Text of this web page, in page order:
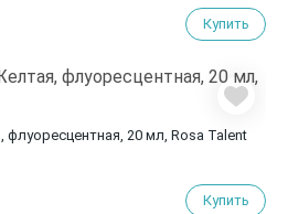
Купить
20 мл, Rosa Talent
Купить